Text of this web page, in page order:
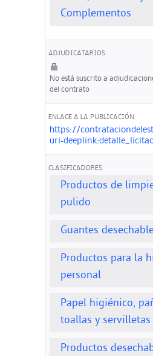
Complementos
ADJUDICATARIOS
No está suscrito a
del contrato
ENLACE A LA PUBLICACIÓN
https://
CLASIFICADORES
Productos de
pulido
Guantes
Productos para la
personal
Papel higiénico,
toallas y servilletas
Productos